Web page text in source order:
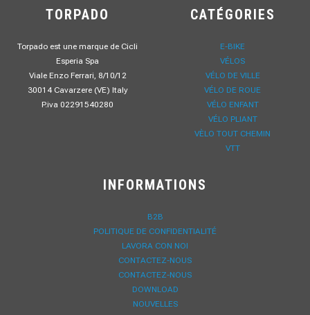
TORPADO
Torpado est une marque de Cicli
Esperia Spa
Viale Enzo Ferrari, 8/10/12
30014 Cavarzere (VE) Italy
P.iva 02291540280
CATÉGORIES
E-BIKE
VÉLOS
VÉLO DE VILLE
VÉLO DE ROUE
VÉLO ENFANT
VÉLO PLIANT
VÈLO TOUT CHEMIN
VTT
INFORMATIONS
B2B
POLITIQUE DE CONFIDENTIALITÉ
LAVORA CON NOI
CONTACTEZ-NOUS
CONTACTEZ-NOUS
DOWNLOAD
NOUVELLES